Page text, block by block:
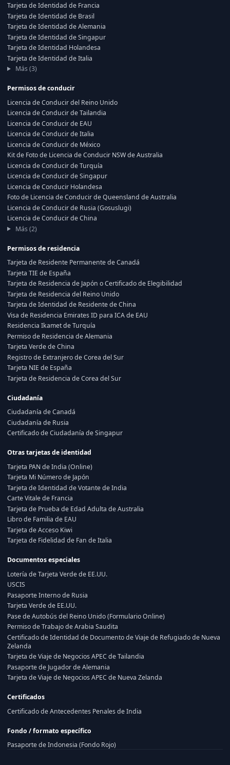
Tarjeta de Identidad de Francia
Tarjeta de Identidad de Brasil
Tarjeta de Identidad de Alemania
Tarjeta de Identidad de Singapur
Tarjeta de Identidad Holandesa
Tarjeta de Identidad de Italia
Más (3)
Permisos de conducir
Licencia de Conducir del Reino Unido
Licencia de Conducir de Tailandia
Licencia de Conducir de EAU
Licencia de Conducir de Italia
Licencia de Conducir de México
Kit de Foto de Licencia de Conducir NSW de Australia
Licencia de Conducir de Turquía
Licencia de Conducir de Singapur
Licencia de Conducir Holandesa
Foto de Licencia de Conducir de Queensland de Australia
Licencia de Conducir de Rusia (Gosuslugi)
Licencia de Conducir de China
Más (2)
Permisos de residencia
Tarjeta de Residente Permanente de Canadá
Tarjeta TIE de España
Tarjeta de Residencia de Japón o Certificado de Elegibilidad
Tarjeta de Residencia del Reino Unido
Tarjeta de Identidad de Residente de China
Visa de Residencia Emirates ID para ICA de EAU
Residencia Ikamet de Turquía
Permiso de Residencia de Alemania
Tarjeta Verde de China
Registro de Extranjero de Corea del Sur
Tarjeta NIE de España
Tarjeta de Residencia de Corea del Sur
Ciudadanía
Ciudadanía de Canadá
Ciudadanía de Rusia
Certificado de Ciudadanía de Singapur
Otras tarjetas de identidad
Tarjeta PAN de India (Online)
Tarjeta Mi Número de Japón
Tarjeta de Identidad de Votante de India
Carte Vitale de Francia
Tarjeta de Prueba de Edad Adulta de Australia
Libro de Familia de EAU
Tarjeta de Acceso Kiwi
Tarjeta de Fidelidad de Fan de Italia
Documentos especiales
Lotería de Tarjeta Verde de EE.UU.
USCIS
Pasaporte Interno de Rusia
Tarjeta Verde de EE.UU.
Pase de Autobús del Reino Unido (Formulario Online)
Permiso de Trabajo de Arabia Saudita
Certificado de Identidad de Documento de Viaje de Refugiado de Nueva
Zelanda
Tarjeta de Viaje de Negocios APEC de Tailandia
Pasaporte de Jugador de Alemania
Tarjeta de Viaje de Negocios APEC de Nueva Zelanda
Certificados
Certificado de Antecedentes Penales de India
Fondo / formato específico
Pasaporte de Indonesia (Fondo Rojo)